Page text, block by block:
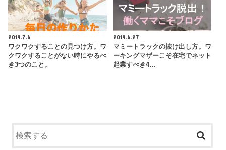
2019.7.6
ワクワクすることの見つけ方。ワ
クワクすることがない時にやるべ
き3つのこと。
2019.6.27
マミートラックの抜け出し方。ワ
ーキングマザーこそ在宅でネット
起業すべき4…